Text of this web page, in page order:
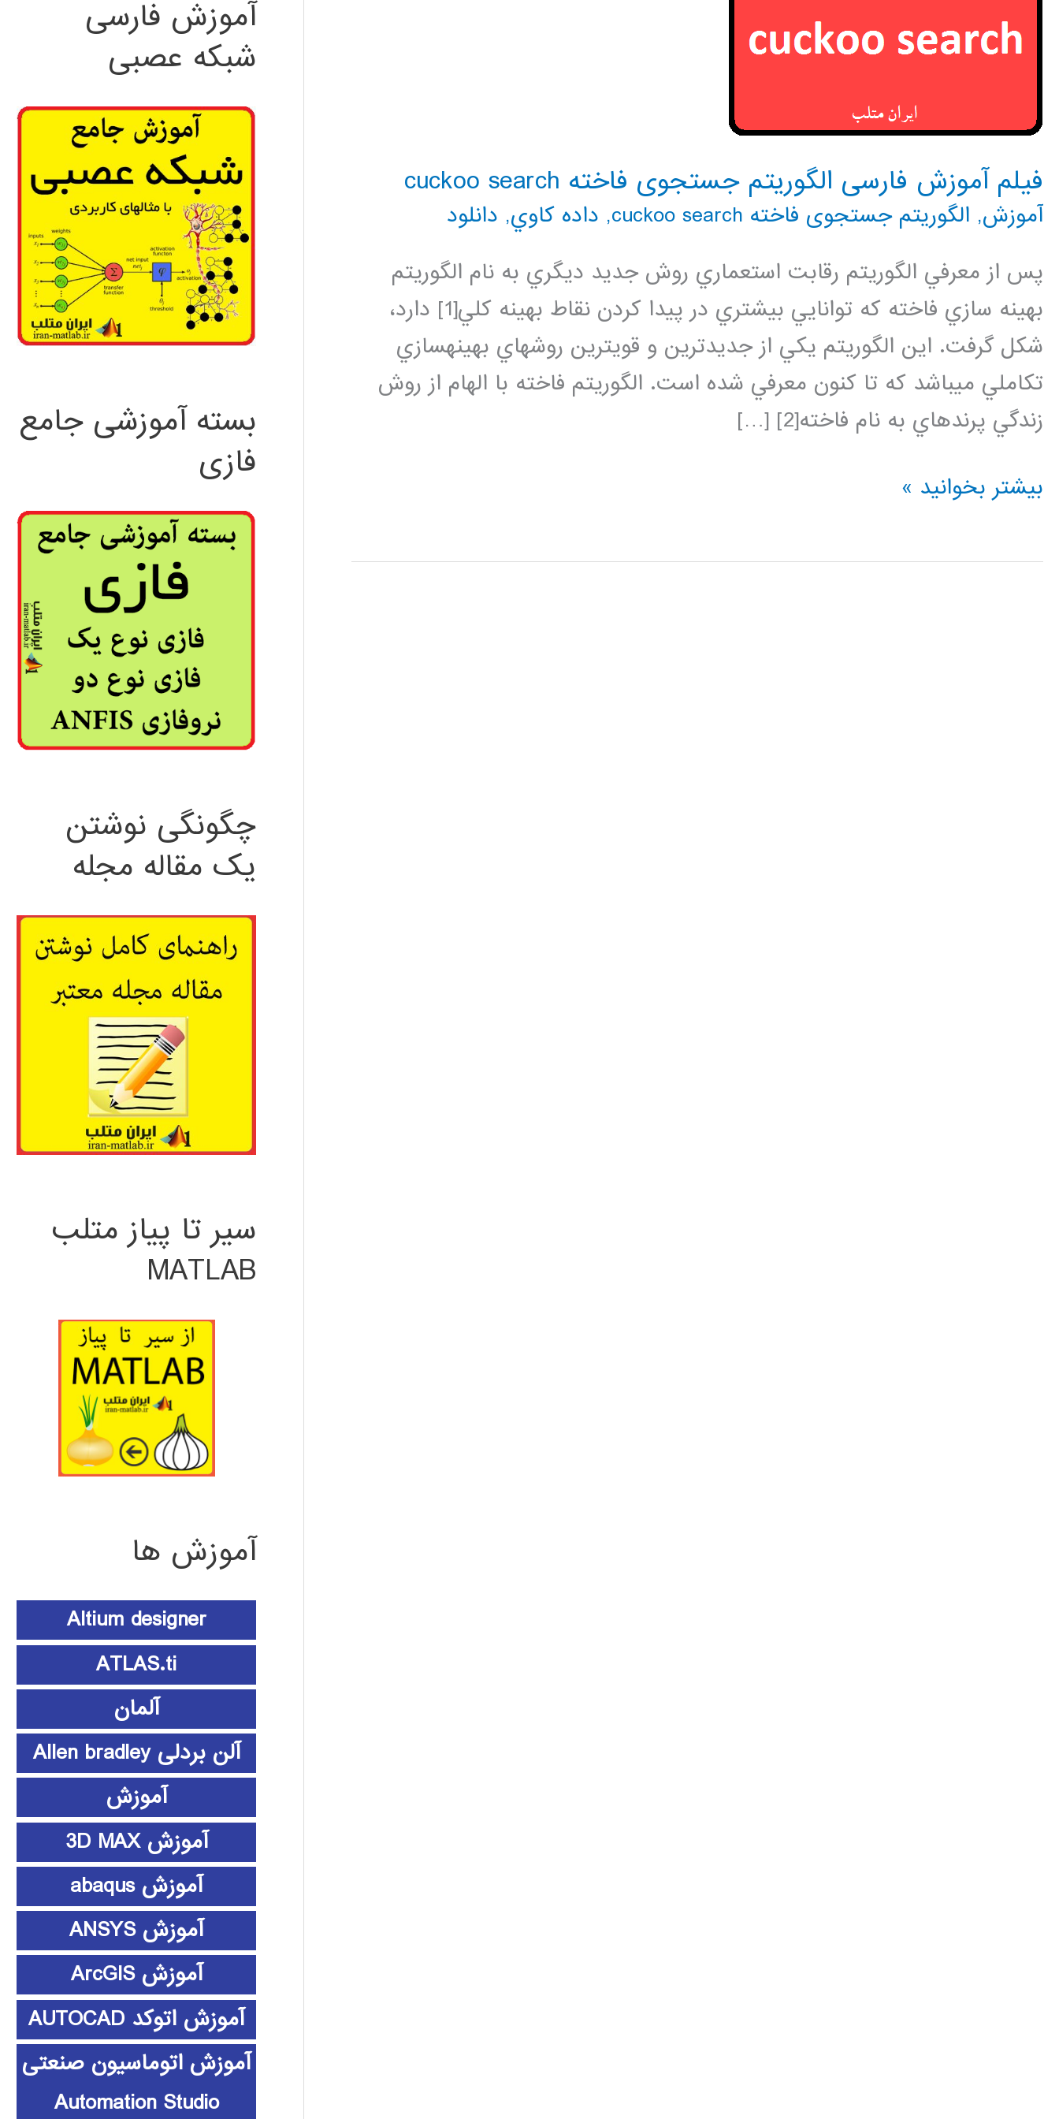
فیلم آموزش فارسی الگوریتم جستجوی فاخته cuckoo search
آموزش, الگوریتم جستجوی فاخته cuckoo search , داده كاوي, دانلود
پس از معرفي الگوريتم رقابت استعماري روش جديد ديگري به نام الگوريتم
بهينه سازي فاخته كه توانايي بيشتري در پيدا كردن نقاط بهينه كلي[1] دارد،
شكل گرفت. اين الگوريتم يكي از جديدترين و قويترين روشهاي بهينهسازي
تكاملي ميباشد كه تا كنون معرفي شده است. الگوريتم فاخته با الهام از روش
زندگي پرندهاي به نام فاخته[2] […]
فیلم
فارسی
بیشتر بخوانید »
آموزش فارسی
شبکه عصبی
بسته آموزشی جامع
فازی
چگونگی نوشتن
یک مقاله مجله
سیر تا پیاز متلب
MATLAB
آموزش ها
Altium designer
ATLAS.ti
آلمان
آلن بردلی Allen bradley
آموزش
آموزش 3D MAX
آموزش abaqus
آموزش ANSYS
آموزش ArcGIS
آموزش اتوکد AUTOCAD
آموزش اتوماسیون صنعتی
Automation Studio